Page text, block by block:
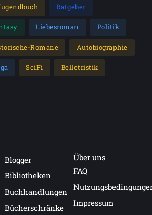
Ratgeber
Liebesroman Politik
Romane Autobiographie
SciFi Belletristik
Blogger
Bibliotheken
Buchhandlungen
Bücherschränke
Über uns
FAQ
Impressum